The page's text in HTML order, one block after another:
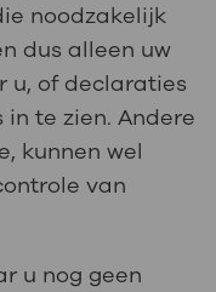
noodzakelijk
dus alleen uw
u, of declaraties
te zien. Andere
kunnen wel
van
u nog geen